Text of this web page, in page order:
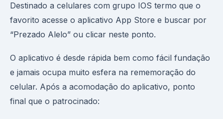
Destinado a celulares com grupo IOS termo que o
favorito acesse o aplicativo App Store e buscar por
“Prezado Alelo” ou clicar neste ponto.
O aplicativo é desde rápida bem como fácil fundação
e jamais ocupa muito esfera na rememoração do
celular. Após a acomodação do aplicativo, ponto
final que o patrocinado: